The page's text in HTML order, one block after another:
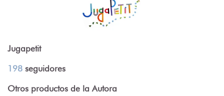
Jugapetit
198 seguidores
Otros productos de la Autora